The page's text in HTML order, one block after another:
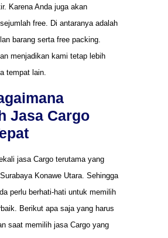
Karena Anda juga akan
free. Di antaranya adalah
barang serta free packing.
menjadikan kami tetap lebih
tempat lain.
Jasa Cargo
jasa Cargo terutama yang
Konawe Utara. Sehingga
perlu berhati-hati untuk memilih
Berikut apa saja yang harus
saat memilih jasa Cargo yang